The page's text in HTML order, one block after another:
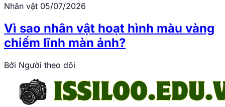
Nhân vật 05/07/2026
Vì sao nhân vật hoạt hình màu vàng
chiếm lĩnh màn ảnh?
Bởi Người theo dõi